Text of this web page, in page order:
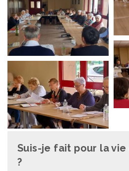
Suis-je fait pour la
?